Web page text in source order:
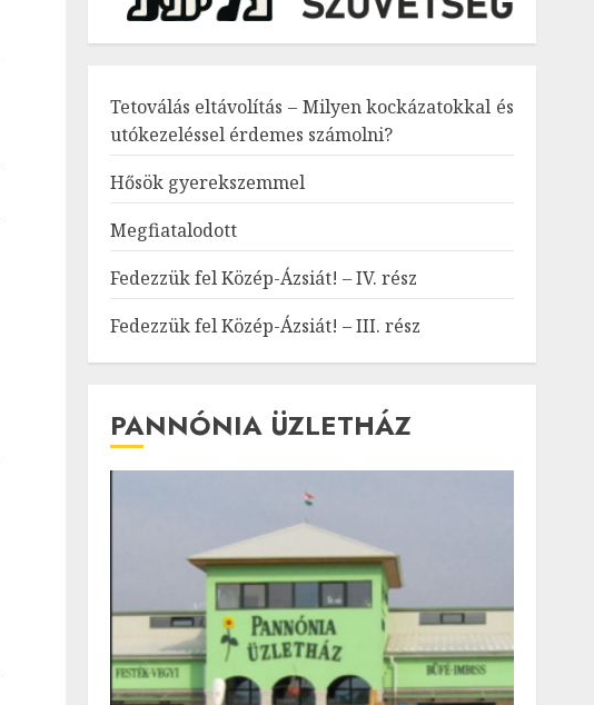
Tetoválás eltávolítás – Milyen kockázatokkal és
utókezeléssel érdemes számolni?
Hősök gyerekszemmel
Megfiatalodott
Fedezzük fel Közép-Ázsiát! – IV. rész
Fedezzük fel Közép-Ázsiát! – III. rész
PANNÓNIA ÜZLETHÁZ